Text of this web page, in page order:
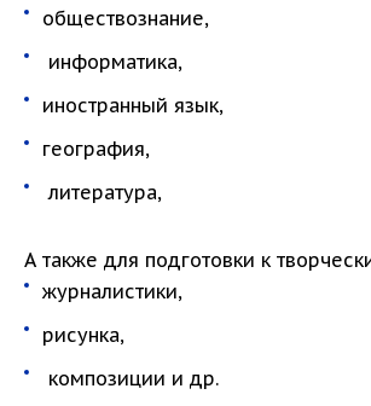
обществознание,
информатика,
иностранный язык,
география,
литература,
А также для подготовки к
журналистики,
рисунка,
композиции и др.